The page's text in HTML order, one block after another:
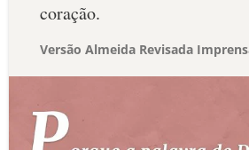
coração.
Versão Almeida Revisada